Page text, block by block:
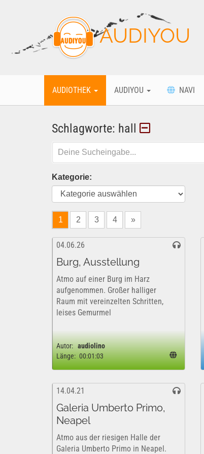
AUDIYOU
AUDIOTHEK AUDIYOU NAVI
Schlagworte: hall
Kategorie:
1 2 3 4 »
04.06.26
Burg, Ausstellung
Atmo auf einer Burg im Harz
aufgenommen. Großer halliger
Raum mit vereinzelten Schritten,
leises Gemurmel
Autor: audiolino
Länge: 00:01:03
14.04.21
Galeria Umberto Primo,
Neapel
Atmo aus der riesigen Halle der
Galeria Umberto Primo in Neapel.